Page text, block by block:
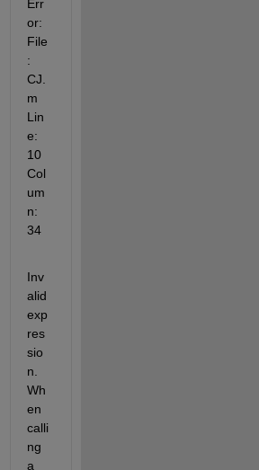
Err
or:
File
:
CJ.
m
Lin
e:
10
Col
um
n:
34
Inv
alid
exp
res
sio
n.
Wh
en
calli
ng
a